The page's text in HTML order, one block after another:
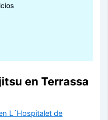
en Terrassa
L´Hospitalet de